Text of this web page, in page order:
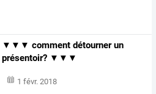
▼▼▼ comment détourner un
présentoir? ▼▼▼
1 févr. 2018